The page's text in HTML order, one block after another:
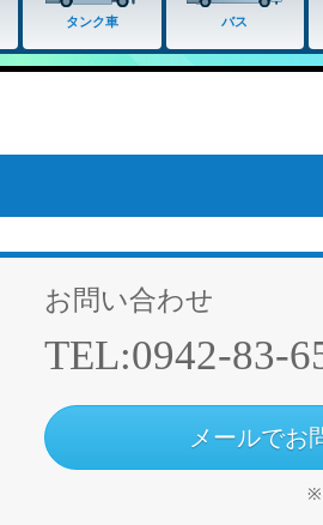
タンク車 バス
お問い合わせ
TEL:0942-83-
メールでお
※